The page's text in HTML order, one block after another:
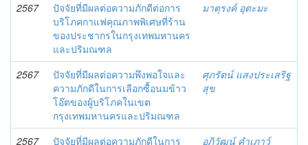
2567
ปัจจัยที่มีผลต่อความภักดีต่อการ
บริโภคกาแฟคุณภาพพิเศษที่ร้าน
ของประชากรในกรุงเทพมหานคร
และปริมณฑล
มาตุรงค์ อุตะมะ
2567
ปัจจัยที่มีผลต่อความพึงพอใจและ
ความภักดีในการเลือกซื้อนมข้าว
โอ๊ตของผู้บริโภคในเขต
กรุงเทพมหานครและปริมณฑล
ศุภรัตน์ แสงประเสริฐ
สุข
2567
ปัจจัยที่มีผลต่อความภักดีในการ
อภิวัฒน์ คำเภาว์